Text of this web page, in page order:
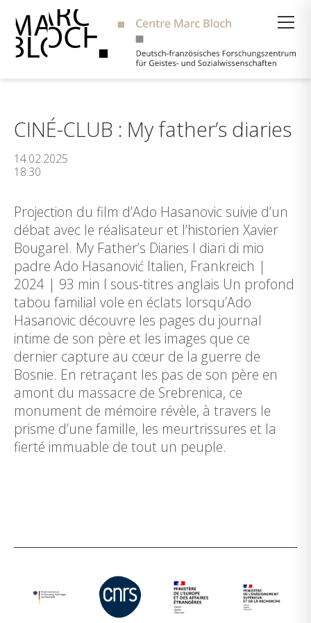
CINÉ-CLUB : My father’s diaries
14.02.2025
18:30
Projection du film d’Ado Hasanovic suivie d’un
débat avec le réalisateur et l’historien Xavier
Bougarel. My Father’s Diaries I diari di mio
padre Ado Hasanović Italien, Frankreich |
2024 | 93 min I sous-titres anglais Un profond
tabou familial vole en éclats lorsqu’Ado
Hasanovic découvre les pages du journal
intime de son père et les images que ce
dernier capture au cœur de la guerre de
Bosnie. En retraçant les pas de son père en
amont du massacre de Srebrenica, ce
monument de mémoire révèle, à travers le
prisme d’une famille, les meurtrissures et la
fierté immuable de tout un peuple.